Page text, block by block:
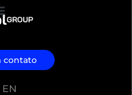
contato
EN